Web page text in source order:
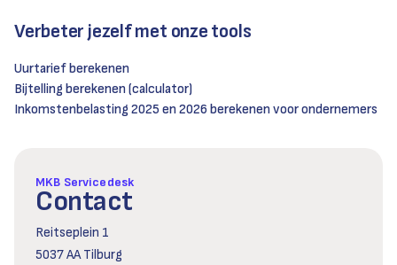
Verbeter jezelf met onze tools
Uurtarief berekenen
Bijtelling berekenen (calculator)
Inkomstenbelasting 2025 en 2026 berekenen voor ondernemers
MKB Servicedesk
Contact
Reitseplein 1
5037 AA Tilburg